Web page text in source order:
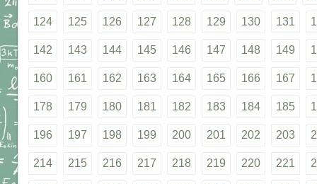
124 125 126 127 128 129 130 131
142 143 144 145 146 147 148 149
160 161 162 163 164 165 166 167
178 179 180 181 182 183 184 185
196 197 198 199 200 201 202 203
214 215 216 217 218 219 220 221